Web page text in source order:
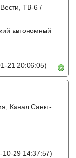
ТВ-6 /
автономный
21 20:06:05)
Канал Санкт-
10-29 14:37:57)